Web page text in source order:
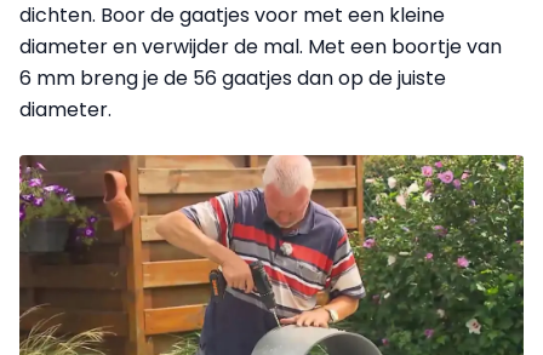
dichten. Boor de gaatjes voor met een kleine
diameter en verwijder de mal. Met een boortje van
6 mm breng je de 56 gaatjes dan op de juiste
diameter.